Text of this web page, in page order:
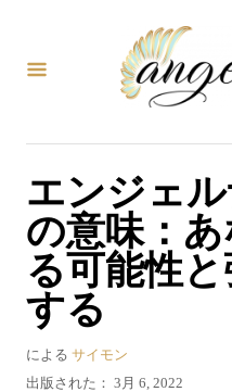
エンジェ
の意味：
る可能性
する
による 著
者
サイモン
投
出版された： 3月 6, 2022